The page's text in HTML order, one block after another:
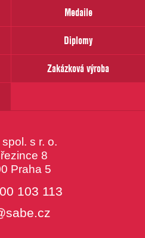
Medaile
Diplomy
Zakázková výroba
s r. o.
8
Praha 5
103 113